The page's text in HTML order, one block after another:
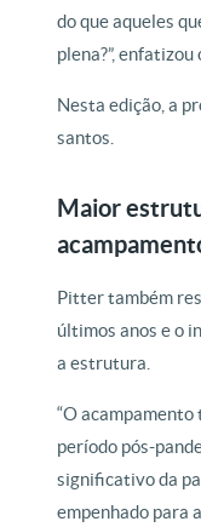
do que aqueles
plena?”, enfatizou
Nesta edição, a
santos.
Maior
Pitter também
últimos anos e o
a estrutura.
“O acampamento
período pós-
significativo da
empenhado para